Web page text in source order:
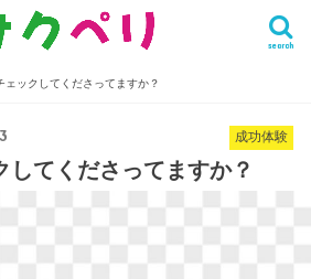
search
ェックしてくださってますか？
成功体験
してくださってますか？